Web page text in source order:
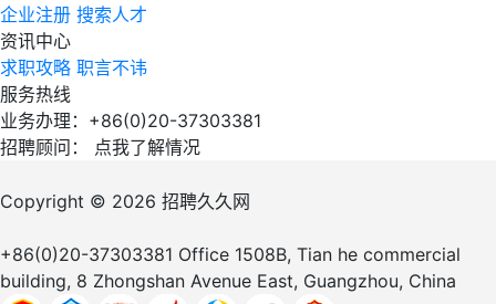
企业注册 搜索人才
资讯中心
求职攻略 职言不讳
服务热线
业务办理：+86(0)20-37303381
招聘顾问： 点我了解情况
Copyright © 2026 招聘久久网
+86(0)20-37303381 Office 1508B, Tian he commercial
building, 8 Zhongshan Avenue East, Guangzhou, China